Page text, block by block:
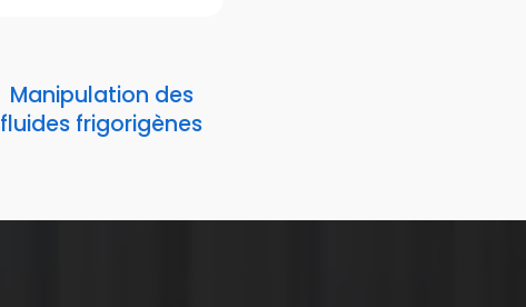
Manipulation des
fluides frigorigènes